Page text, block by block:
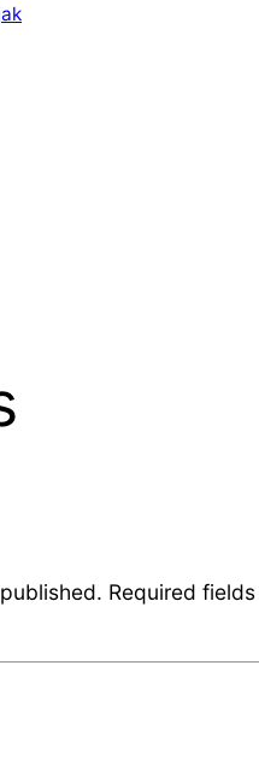
Required